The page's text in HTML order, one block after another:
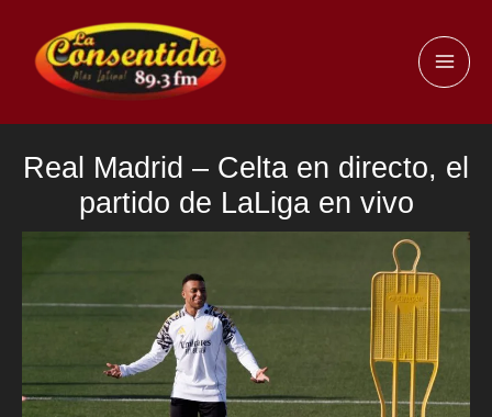
contenido
Real Madrid – Celta en directo, el
partido de LaLiga en vivo